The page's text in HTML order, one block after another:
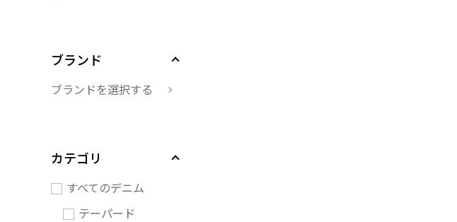
ブランド
ブランドを選択する
カテゴリ
すべてのデニム
テーパード